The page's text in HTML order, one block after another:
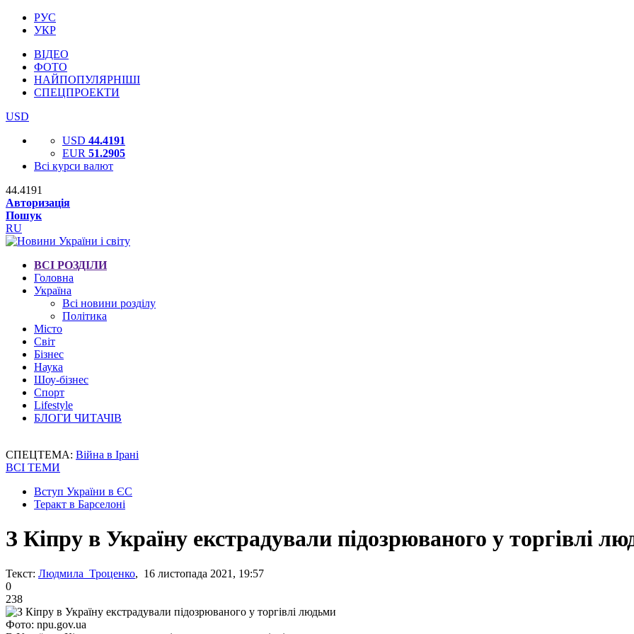
РУС
УКР
ВІДЕО
ФОТО
НАЙПОПУЛЯРНІШІ
СПЕЦПРОЕКТИ
USD
USD 44.4191
EUR 51.2905
Всі курси валют
44.4191
Авторизація
Пошук
RU
ВСІ РОЗДІЛИ
Головна
Україна
Всі новини розділу
Політика
Місто
Світ
Бізнес
Наука
Шоу-бізнес
Спорт
Lifestyle
БЛОГИ ЧИТАЧІВ
СПЕЦТЕМА: Війна в Ірані
ВСІ ТЕМИ
Вступ України в ЄС
Теракт в Барселоні
З Кіпру в Україну екстрадували підозрюваного у торгівлі
Текст: Людмила Троценко, 16 листопада 2021, 19:57
0
238
Фото: npu.gov.ua